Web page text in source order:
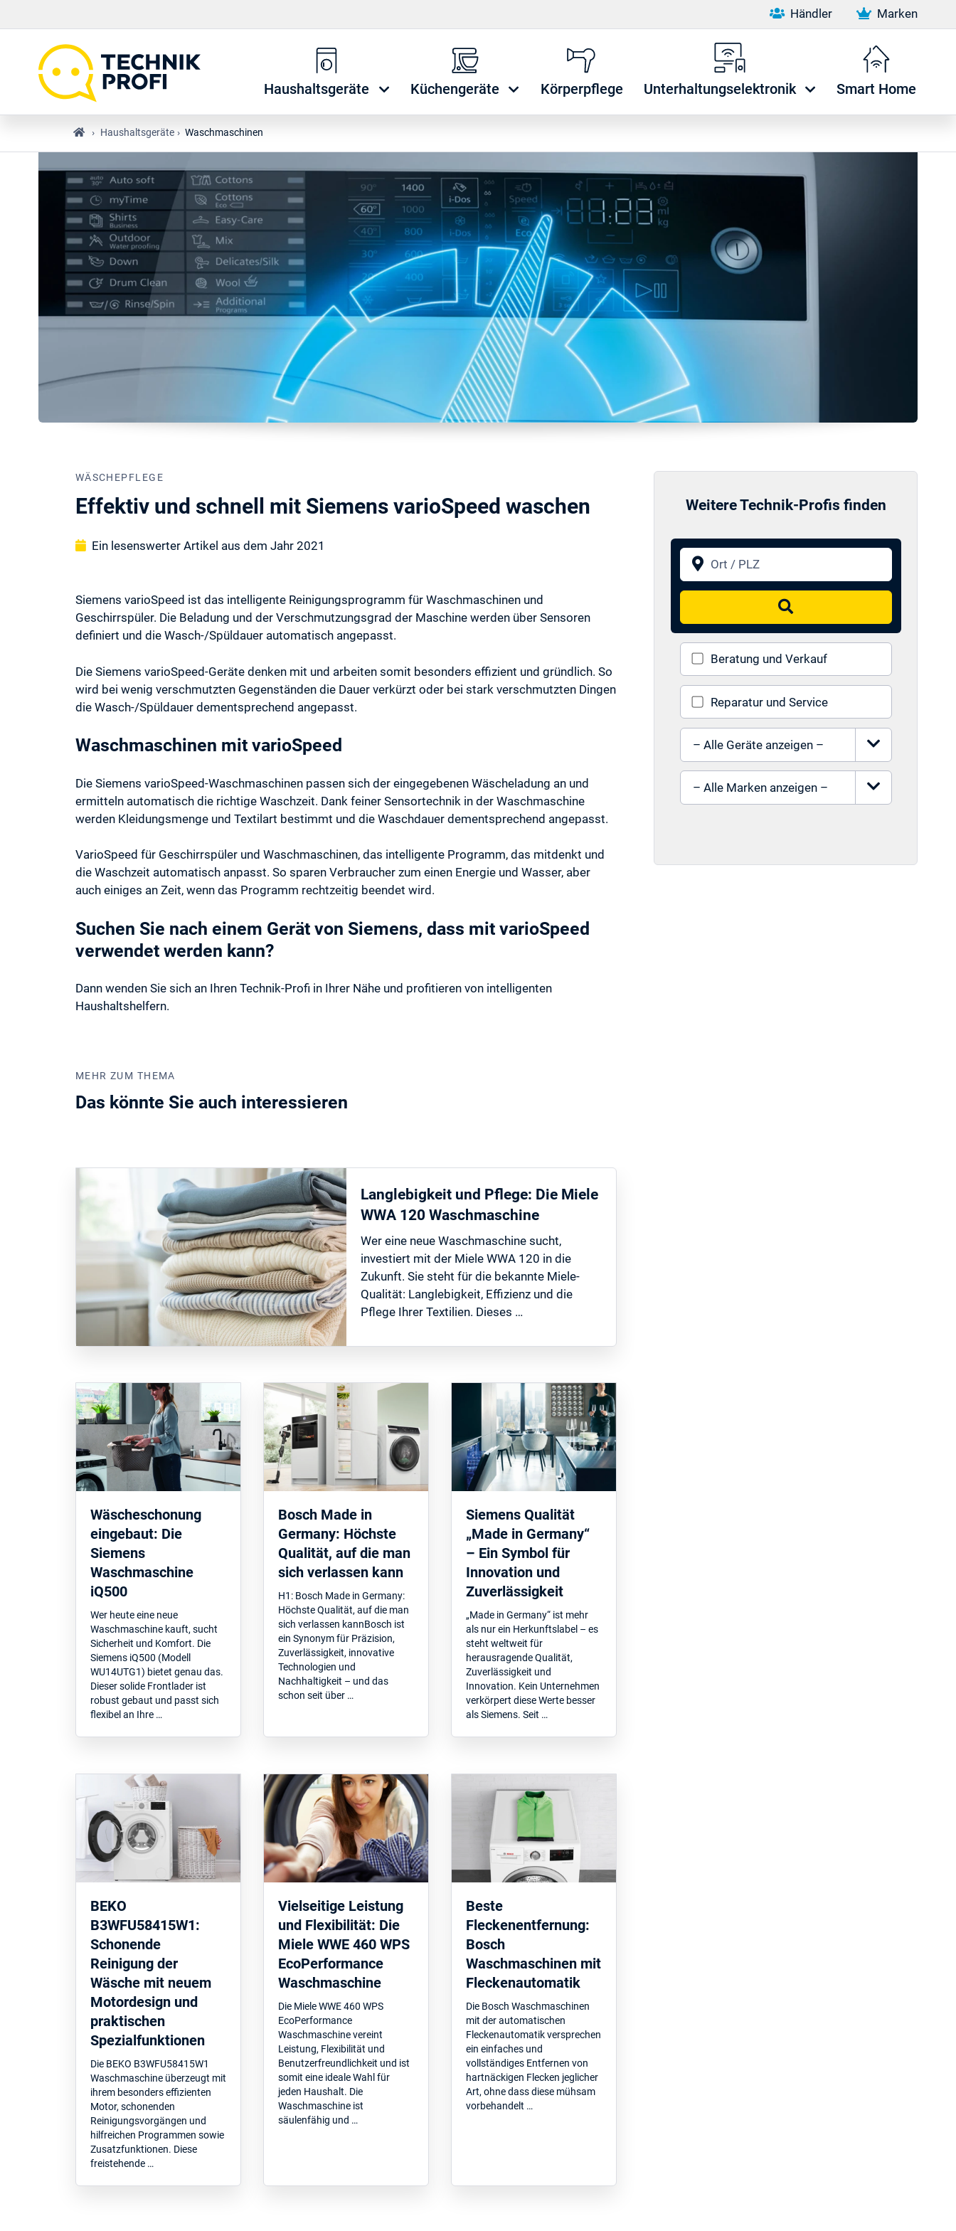
Händler Marken
Haushaltsgeräte Küchengeräte Körperpflege Unterhaltungselektronik Smart Home
› Haushaltsgeräte › Waschmaschinen
WÄSCHEPFLEGE
Effektiv und schnell mit Siemens varioSpeed waschen
Ein lesenswerter Artikel aus dem Jahr 2021
Siemens varioSpeed ist das intelligente Reinigungsprogramm für Waschmaschinen und
Geschirrspüler. Die Beladung und der Verschmutzungsgrad der Maschine werden über Sensoren
definiert und die Wasch-/Spüldauer automatisch angepasst.
Die Siemens varioSpeed-Geräte denken mit und arbeiten somit besonders effizient und gründlich. So
wird bei wenig verschmutzten Gegenständen die Dauer verkürzt oder bei stark verschmutzten Dingen
die Wasch-/Spüldauer dementsprechend angepasst.
Waschmaschinen mit varioSpeed
Die Siemens varioSpeed-Waschmaschinen passen sich der eingegebenen Wäscheladung an und
ermitteln automatisch die richtige Waschzeit. Dank feiner Sensortechnik in der Waschmaschine
werden Kleidungsmenge und Textilart bestimmt und die Waschdauer dementsprechend angepasst.
VarioSpeed für Geschirrspüler und Waschmaschinen, das intelligente Programm, das mitdenkt und
die Waschzeit automatisch anpasst. So sparen Verbraucher zum einen Energie und Wasser, aber
auch einiges an Zeit, wenn das Programm rechtzeitig beendet wird.
Suchen Sie nach einem Gerät von Siemens, dass mit varioSpeed
verwendet werden kann?
Dann wenden Sie sich an Ihren Technik-Profi in Ihrer Nähe und profitieren von intelligenten
Haushaltshelfern.
MEHR ZUM THEMA
Das könnte Sie auch interessieren
Langlebigkeit und Pflege: Die Miele
WWA 120 Waschmaschine
Wer eine neue Waschmaschine sucht,
investiert mit der Miele WWA 120 in die
Zukunft. Sie steht für die bekannte Miele-
Qualität: Langlebigkeit, Effizienz und die
Pflege Ihrer Textilien. Dieses …
Wäscheschonung
eingebaut: Die
Siemens
Waschmaschine
iQ500
Wer heute eine neue
Waschmaschine kauft, sucht
Sicherheit und Komfort. Die
Siemens iQ500 (Modell
WU14UTG1) bietet genau das.
Dieser solide Frontlader ist
robust gebaut und passt sich
flexibel an Ihre …
Bosch Made in
Germany: Höchste
Qualität, auf die man
sich verlassen kann
H1: Bosch Made in Germany:
Höchste Qualität, auf die man
sich verlassen kannBosch ist
ein Synonym für Präzision,
Zuverlässigkeit, innovative
Technologien und
Nachhaltigkeit – und das
schon seit über …
Siemens Qualität
„Made in Germany“
– Ein Symbol für
Innovation und
Zuverlässigkeit
„Made in Germany“ ist mehr
als nur ein Herkunftslabel – es
steht weltweit für
herausragende Qualität,
Zuverlässigkeit und
Innovation. Kein Unternehmen
verkörpert diese Werte besser
als Siemens. Seit …
BEKO
B3WFU58415W1:
Schonende
Reinigung der
Wäsche mit neuem
Motordesign und
praktischen
Spezialfunktionen
Die BEKO B3WFU58415W1
Waschmaschine überzeugt mit
ihrem besonders effizienten
Motor, schonenden
Reinigungsvorgängen und
hilfreichen Programmen sowie
Zusatzfunktionen. Diese
freistehende …
Vielseitige Leistung
und Flexibilität: Die
Miele WWE 460 WPS
EcoPerformance
Waschmaschine
Die Miele WWE 460 WPS
EcoPerformance
Waschmaschine vereint
Leistung, Flexibilität und
Benutzerfreundlichkeit und ist
somit eine ideale Wahl für
jeden Haushalt. Die
Waschmaschine ist
säulenfähig und …
Beste
Fleckenentfernung:
Bosch
Waschmaschinen mit
Fleckenautomatik
Die Bosch Waschmaschinen
mit der automatischen
Fleckenautomatik versprechen
ein einfaches und
vollständiges Entfernen von
hartnäckigen Flecken jeglicher
Art, ohne dass diese mühsam
vorbehandelt …
Weitere Technik-Profis finden
Ort / PLZ
Suchen
Beratung und Verkauf
Reparatur und Service
Gerät auswählen
Marke auswählen